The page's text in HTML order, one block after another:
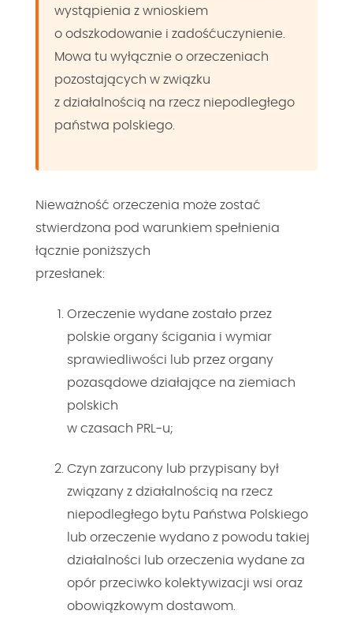
wystąpienia z wnioskiem
o odszkodowanie i zadośćuczynienie.
Mowa tu wyłącznie o orzeczeniach
pozostających w związku
z działalnością na rzecz niepodległego
państwa polskiego.
Nieważność orzeczenia może zostać
stwierdzona pod warunkiem spełnienia
łącznie poniższych
przesłanek:
Orzeczenie wydane zostało przez
polskie organy ścigania i wymiar
sprawiedliwości lub przez organy
pozasądowe działające na ziemiach
polskich
w czasach PRL-u;
Czyn zarzucony lub przypisany był
związany z działalnością na rzecz
niepodległego bytu Państwa Polskiego
lub orzeczenie wydano z powodu takiej
działalności lub orzeczenia wydane za
opór przeciwko kolektywizacji wsi oraz
obowiązkowym dostawom.